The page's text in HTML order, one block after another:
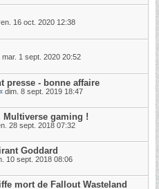
16 oct. 2020 12:38
mar. 1 sept. 2020 20:52
presse - bonne affaire
dim. 8 sept. 2019 18:47
Multiverse gaming !
28 sept. 2018 07:32
Goddard
10 sept. 2018 08:06
mort de Fallout Wasteland